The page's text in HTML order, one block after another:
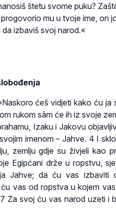
štetu svome puku?
mu u tvoje ime, on
izbaviš svoj narod.«
ćeš vidjeti kako ću
rukom sâm će ih iz svoje
Izaku i Jakovu
imenom – Jahve. 4 I
zemlju gdje su živjeli kao
Egipćani drže u ropstvu,
Jahve; da ću vas izbaviti
vas od ropstva u kojem
Za svoj ću vas narod uzeti i